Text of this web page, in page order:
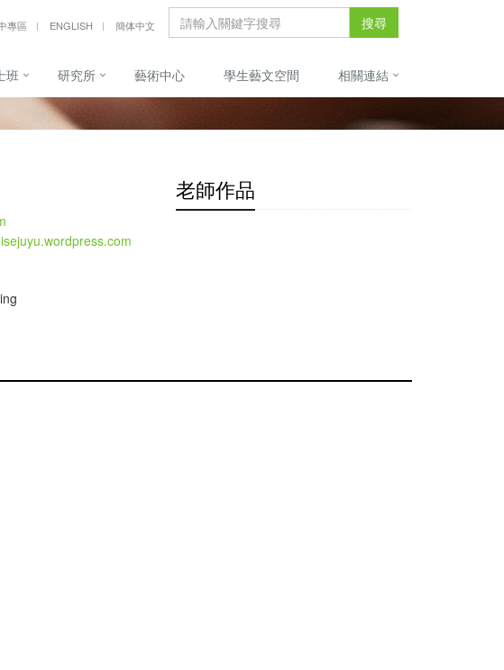
專區 ENGLISH 簡体中文 搜尋
班 研究所 藝術中心 學生藝文空間 相關連結
老師作品